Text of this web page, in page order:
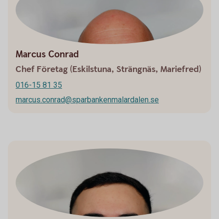
Marcus Conrad
Chef Företag (Eskilstuna, Strängnäs, Mariefred)
016-15 81 35
marcus.conrad@sparbankenmalardalen.se